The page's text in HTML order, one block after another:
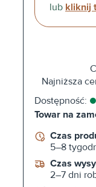
lub kliknij
Najniższa
Dostępność:
Towar na
Czas
5–8
Czas
2–7 dni